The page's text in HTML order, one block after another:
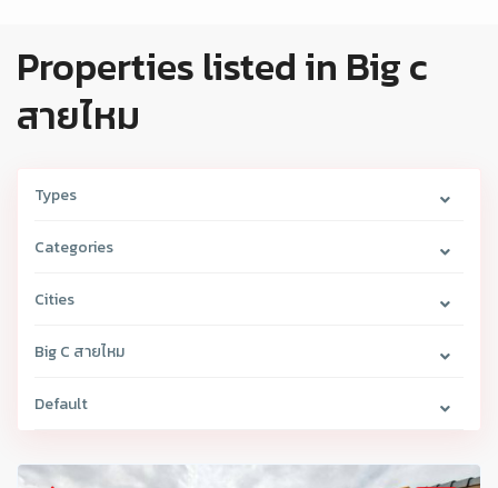
Properties listed in Big c
สายไหม
Types
Categories
Cities
Big C สายไหม
Default